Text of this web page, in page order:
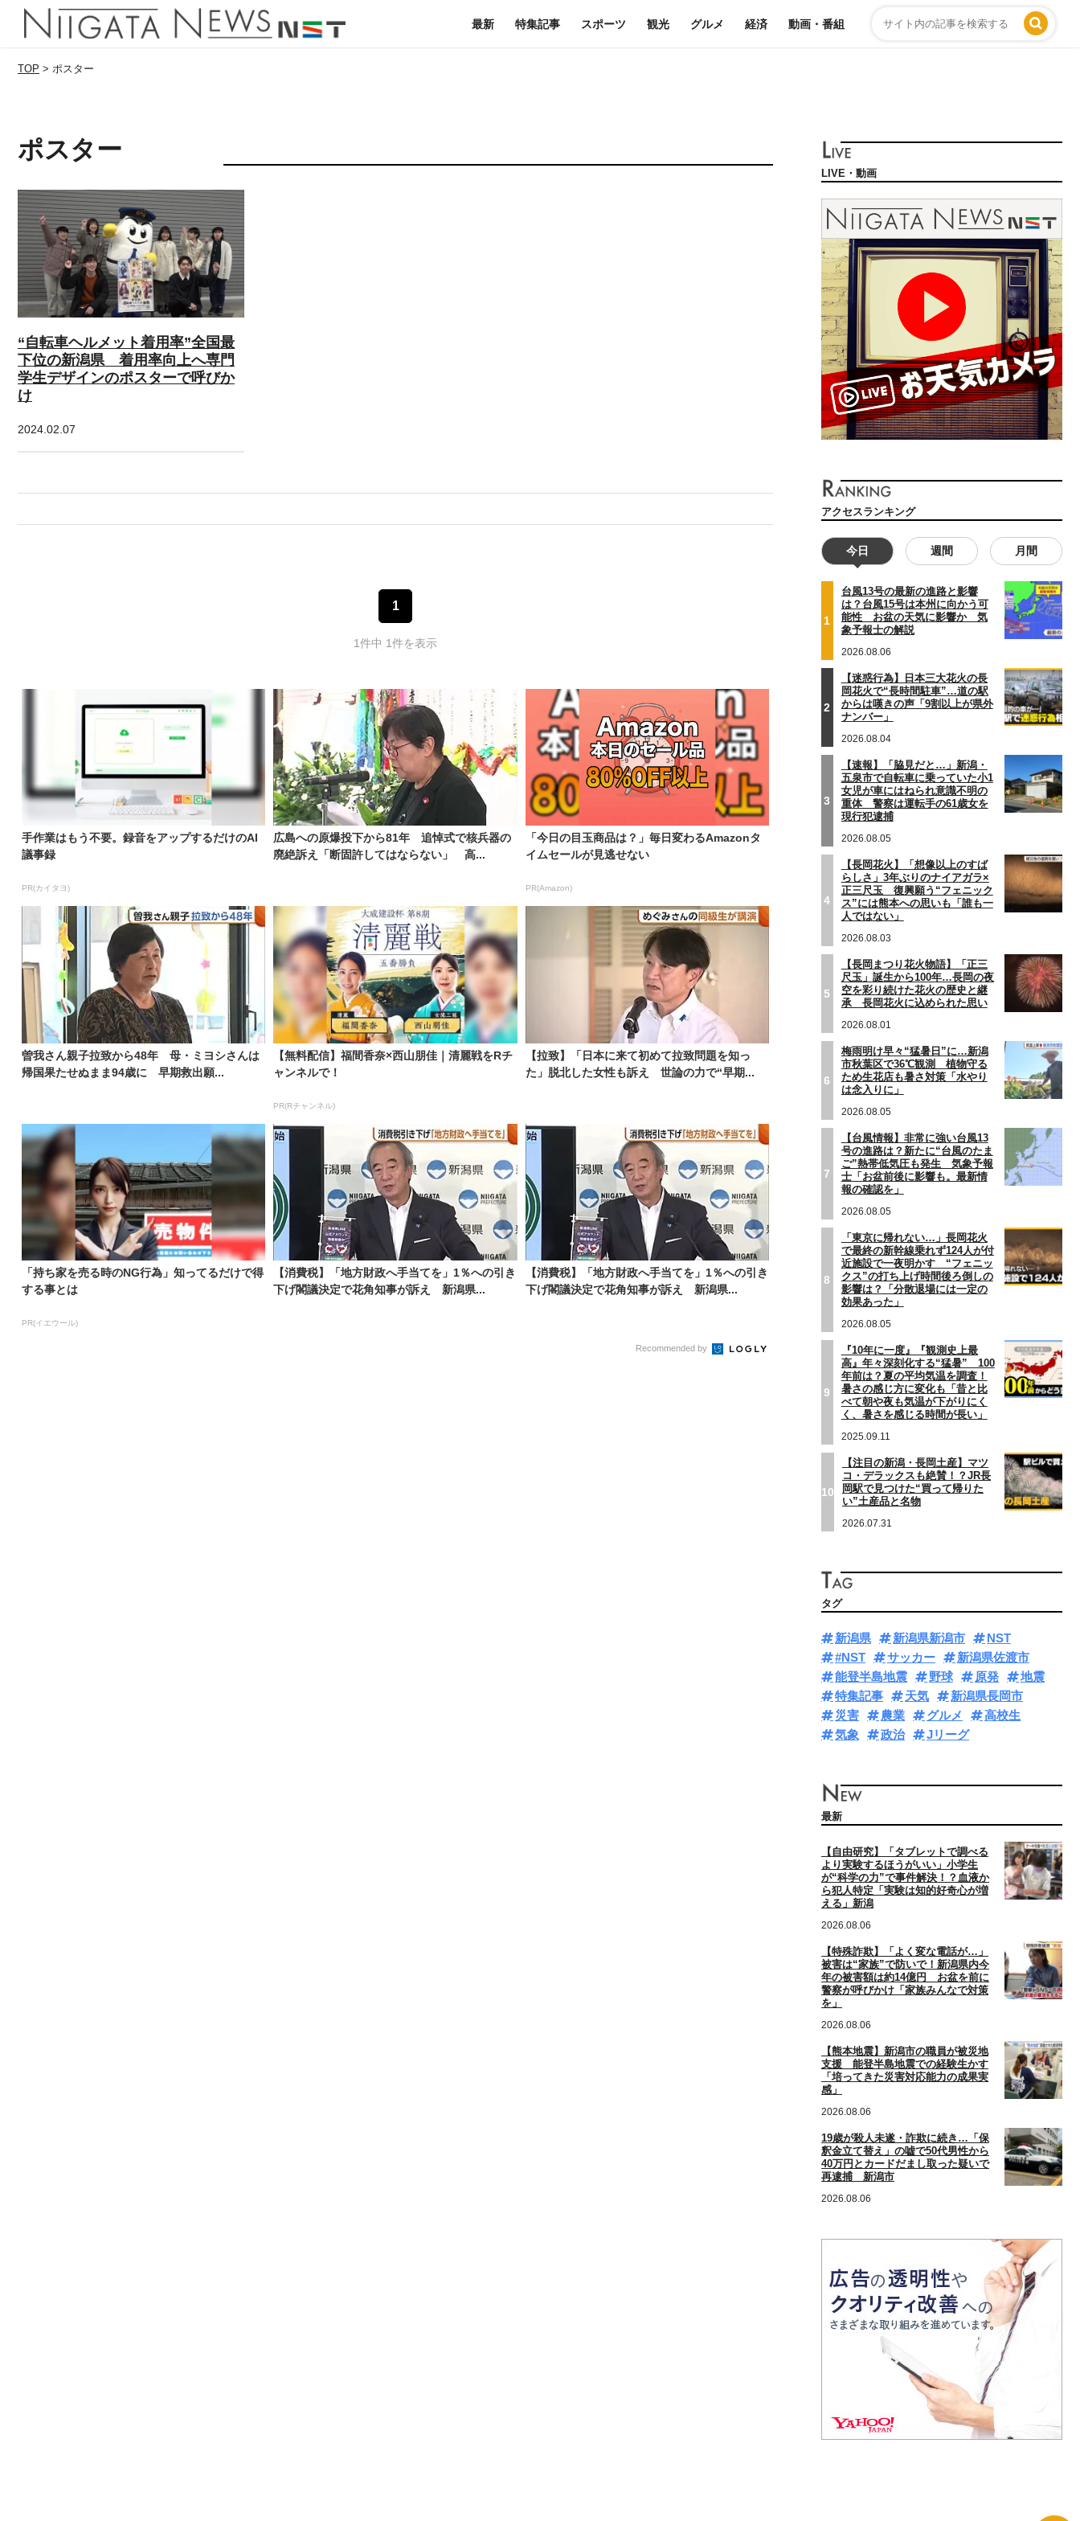
最新 特集記事 スポーツ 観光 グルメ 経済 動画・番組
TOP > ポスター
ポスター
“自転車ヘルメット着用率”全国最
下位の新潟県 着用率向上へ専門
学生デザインのポスターで呼びか
け
2024.02.07
1
1件中 1件を表示
手作業はもう不要。録音をアップするだけのAI
議事録
PR(カイタヨ)
広島への原爆投下から81年 追悼式で核兵器の
廃絶訴え「断固許してはならない」 高...
「今日の目玉商品は？」毎日変わるAmazonタ
イムセールが見逃せない
PR(Amazon)
曽我さん親子拉致から48年 母・ミヨシさんは
帰国果たせぬまま94歳に 早期救出願...
【無料配信】福間香奈×西山朋佳｜清麗戦をRチ
ャンネルで！
PR(Rチャンネル)
【拉致】「日本に来て初めて拉致問題を知っ
た」脱北した女性も訴え 世論の力で“早期...
「持ち家を売る時のNG行為」知ってるだけで得
する事とは
PR(イエウール)
【消費税】「地方財政へ手当てを」1％への引き
下げ閣議決定で花角知事が訴え 新潟県...
【消費税】「地方財政へ手当てを」1％への引き
下げ閣議決定で花角知事が訴え 新潟県...
Recommended by
LIVE・動画
アクセスランキング
今日 週間 月間
1
台風13号の最新の進路と影響
は？台風15号は本州に向かう可
能性 お盆の天気に影響か 気
象予報士の解説
2026.08.06
2
【迷惑行為】日本三大花火の長
岡花火で“長時間駐車”…道の駅
からは嘆きの声「9割以上が県外
ナンバー」
2026.08.04
3
【速報】「脇見だと…」新潟・
五泉市で自転車に乗っていた小1
女児が車にはねられ意識不明の
重体 警察は運転手の61歳女を
現行犯逮捕
2026.08.05
4
【長岡花火】「想像以上のすば
らしさ」3年ぶりのナイアガラ×
正三尺玉 復興願う“フェニック
ス”には熊本への思いも「誰も一
人ではない」
2026.08.03
5
【長岡まつり花火物語】「正三
尺玉」誕生から100年…長岡の夜
空を彩り続けた花火の歴史と継
承 長岡花火に込められた思い
2026.08.01
6
梅雨明け早々“猛暑日”に…新潟
市秋葉区で36℃観測 植物守る
ため生花店も暑さ対策「水やり
は念入りに」
2026.08.05
7
【台風情報】非常に強い台風13
号の進路は？新たに“台風のたま
ご”熱帯低気圧も発生 気象予報
士「お盆前後に影響も。最新情
報の確認を」
2026.08.05
8
「東京に帰れない…」長岡花火
で最終の新幹線乗れず124人が付
近施設で一夜明かす “フェニッ
クス”の打ち上げ時間後ろ倒しの
影響は？「分散退場には一定の
効果あった」
2026.08.05
9
『10年に一度』『観測史上最
高』年々深刻化する“猛暑” 100
年前は？夏の平均気温を調査！
暑さの感じ方に変化も「昔と比
べて朝や夜も気温が下がりにく
く、暑さを感じる時間が長い」
2025.09.11
10
【注目の新潟・長岡土産】マツ
コ・デラックスも絶賛！？JR長
岡駅で見つけた“買って帰りた
い”土産品と名物
2026.07.31
タグ
新潟県 新潟県新潟市
NST
#NST
サッカー
新潟県佐渡市
能登半島地震
野球 原発
地震
特集記事
天気
新潟県長岡市
災害
農業 グルメ
高校生
気象
政治 Jリーグ
最新
【自由研究】「タブレットで調べる
より実験するほうがいい」小学生
が“科学の力”で事件解決！？血液か
ら犯人特定「実験は知的好奇心が増
える」新潟
2026.08.06
【特殊詐欺】「よく変な電話が…」
被害は“家族”で防いで！新潟県内今
年の被害額は約14億円 お盆を前に
警察が呼びかけ「家族みんなで対策
を」
2026.08.06
【熊本地震】新潟市の職員が被災地
支援 能登半島地震での経験生かす
「培ってきた災害対応能力の成果実
感」
2026.08.06
19歳が殺人未遂・詐欺に続き…「保
釈金立て替え」の嘘で50代男性から
40万円とカードだまし取った疑いで
再逮捕 新潟市
2026.08.06